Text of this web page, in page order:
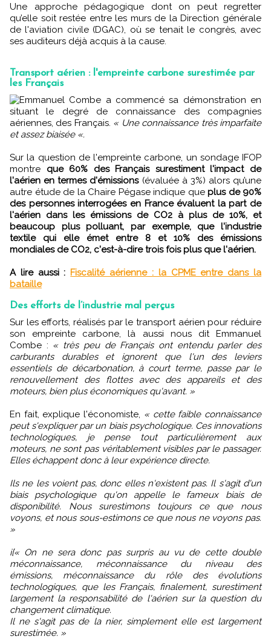
Une approche pédagogique dont on peut regretter
qu’elle soit restée entre les murs de la Direction générale
de l'aviation civile (DGAC), où se tenait le congrès, avec
ses auditeurs déjà acquis à la cause.
Transport aérien : l'empreinte carbone surestimée par
les Français
Emmanuel Combe a commencé sa démonstration en
situant le degré de connaissance des compagnies
aériennes, des Français. « Une connaissance très imparfaite
et assez biaisée «.
Sur la question de l'empreinte carbone, un sondage IFOP
montre que 60% des Français surestiment l'impact de
l'aérien en termes d'émissions(évaluée à 3%) alors qu’une
autre étude de la Chaire Pégase indique que plus de 90%
des personnes interrogées en France évaluent la part de
l'aérien dans les émissions de CO2 à plus de 10%, et
beaucoup plus polluant, par exemple, que l'industrie
textile qui elle émet entre 8 et 10% des émissions
mondiales de CO2, c'est-à-dire trois fois plus que l'aérien.
A lire aussi : Fiscalité aérienne : la CPME entre dans la
bataille
Des efforts de l’industrie mal perçus
Sur les efforts, réalisés par le transport aérien pour réduire
son empreinte carbone, là aussi nous dit Emmanuel
Combe : « très peu de Français ont entendu parler des
carburants durables et ignorent que l'un des leviers
essentiels de décarbonation, à court terme, passe par le
renouvellement des flottes avec des appareils et des
moteurs, bien plus économiques qu'avant. »
En fait, explique l'économiste, « cette faible connaissance
peut s'expliquer par un biais psychologique. Ces innovations
technologiques, je pense tout particulièrement aux
moteurs, ne sont pas véritablement visibles par le passager.
Elles échappent donc à leur expérience directe.
Ils ne les voient pas, donc elles n'existent pas. Il s'agit d'un
biais psychologique qu'on appelle le fameux biais de
disponibilité. Nous surestimons toujours ce que nous
voyons, et nous sous-estimons ce que nous ne voyons pas.
»
i[« On ne sera donc pas surpris au vu de cette double
méconnaissance, méconnaissance du niveau des
émissions, méconnaissance du rôle des évolutions
technologiques, que les Français, finalement, surestiment
largement la responsabilité de l'aérien sur la question du
changement climatique.
Il ne s'agit pas de la nier, simplement elle est largement
surestimée. »